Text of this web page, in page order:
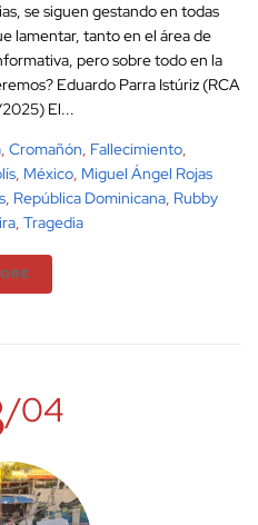
se siguen gestando en todas
lamentar, tanto en el área de
pero sobre todo en la
Eduardo Parra Istúriz (RCA
El...
, Cromañón, Fallecimiento,
, México, Miguel Ángel Rojas
, República Dominicana, Rubby
, Tragedia
/04